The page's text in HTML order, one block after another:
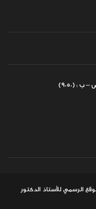
: (9050)
الرسمي للأستاذ الدكتور